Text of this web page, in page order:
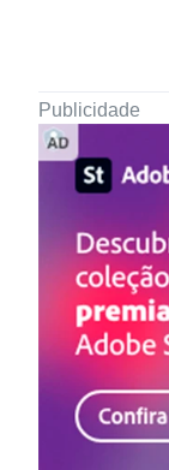
Publicidade